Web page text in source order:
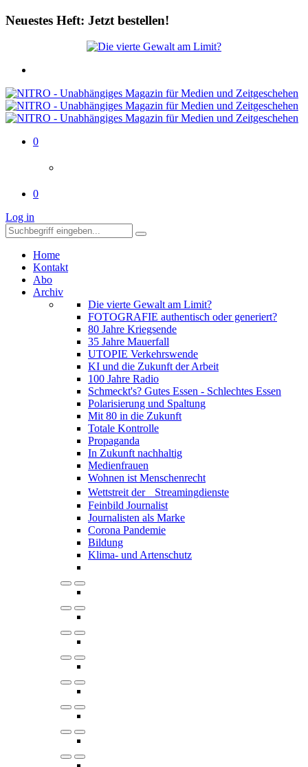
Neuestes Heft: Jetzt bestellen!
0
0
Log in
Home
Kontakt
Abo
Archiv
Die vierte Gewalt am Limit?
FOTOGRAFIE authentisch oder generiert?
80 Jahre Kriegsende
35 Jahre Mauerfall
UTOPIE Verkehrswende
KI und die Zukunft der Arbeit
100 Jahre Radio
Schmeckt's? Gutes Essen - Schlechtes Essen
Polarisierung und Spaltung
Mit 80 in die Zukunft
Totale Kontrolle
Propaganda
In Zukunft nachhaltig
Medienfrauen
Wohnen ist Menschenrecht
Wettstreit der Streamingdienste
Feinbild Journalist
Journalisten als Marke
Corona Pandemie
Bildung
Klima- und Artenschutz